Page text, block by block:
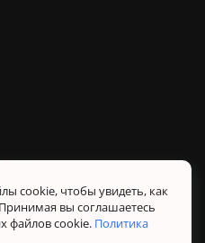
ТМ BARVA
cookie, чтобы увидеть, как
вы соглашаетесь
файлов cookie. Политика